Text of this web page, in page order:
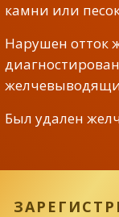
камни или
Нарушен отток
Был удален